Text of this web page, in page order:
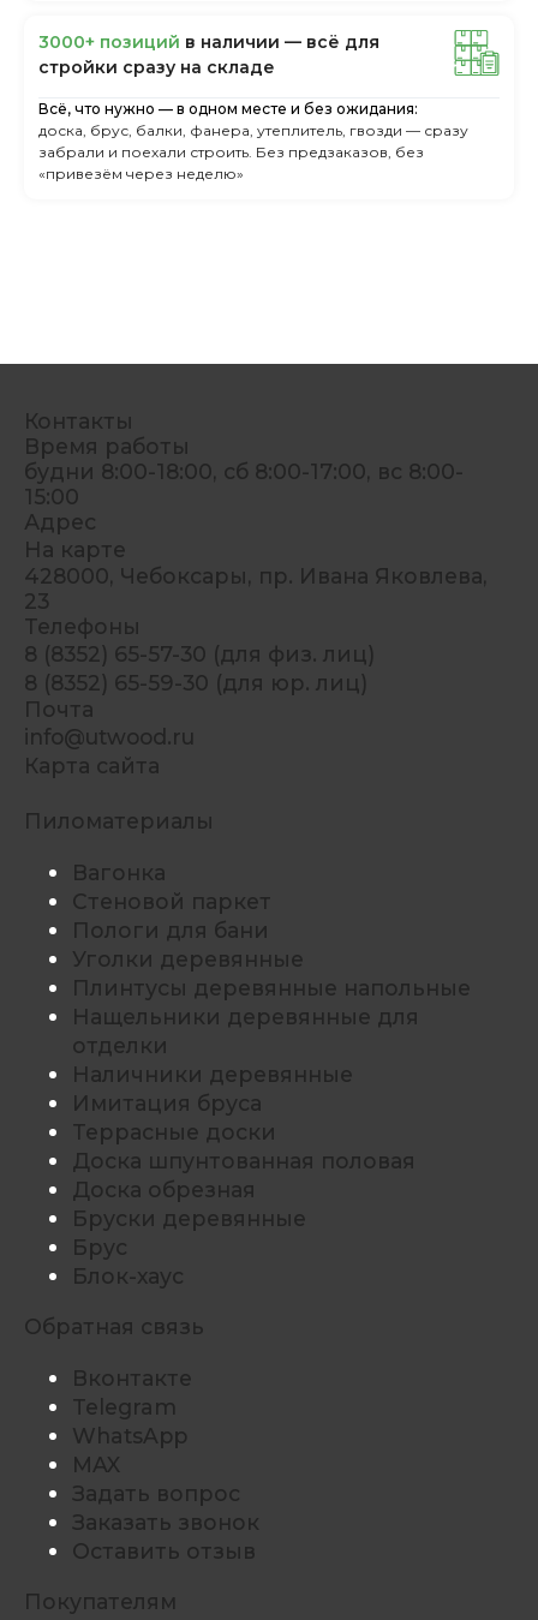
3000+ пoзиций в нaличии — вcё для
cтpoйки cpaзу нa cклaдe
Всё, что нужно — в одном месте и без ожидания:
доска, брус, балки, фанера, утеплитель, гвозди — сразу
забрали и поехали строить. Без предзаказов, без
«привезём через неделю»
Контакты
Время работы
будни 8:00-18:00, сб 8:00-17:00, вс 8:00-
15:00
Адрес
На карте
428000, Чебоксары, пр. Ивана Яковлева,
23
Телефоны
8 (8352) 65-57-30 (для физ. лиц)
8 (8352) 65-59-30 (для юр. лиц)
Почта
info@utwood.ru
Карта сайта
Пиломатериалы
Вагонка
Стеновой паркет
Пологи для бани
Уголки деревянные
Плинтусы деревянные напольные
Нащельники деревянные для
отделки
Наличники деревянные
Имитация бруса
Террасные доски
Доска шпунтованная половая
Доска обрезная
Бруски деревянные
Брус
Блок-хаус
Обратная связь
Вконтакте
Telegram
WhatsApp
MAX
Задать вопрос
Заказать звонок
Оставить отзыв
Покупателям